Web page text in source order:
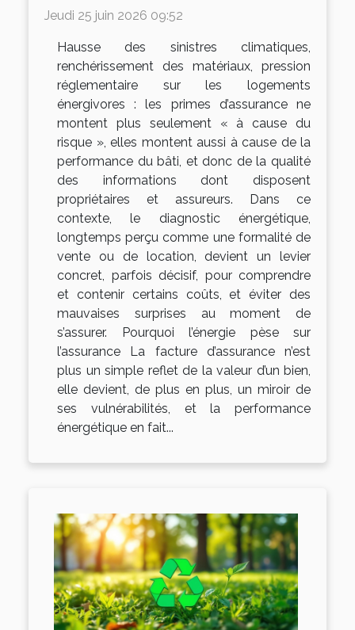
Jeudi 25 juin 2026 09:52
Hausse des sinistres climatiques,
renchérissement des matériaux, pression
réglementaire sur les logements
énergivores : les primes d’assurance ne
montent plus seulement « à cause du
risque », elles montent aussi à cause de la
performance du bâti, et donc de la qualité
des informations dont disposent
propriétaires et assureurs. Dans ce
contexte, le diagnostic énergétique,
longtemps perçu comme une formalité de
vente ou de location, devient un levier
concret, parfois décisif, pour comprendre
et contenir certains coûts, et éviter des
mauvaises surprises au moment de
s’assurer. Pourquoi l’énergie pèse sur
l’assurance La facture d’assurance n’est
plus un simple reflet de la valeur d’un bien,
elle devient, de plus en plus, un miroir de
ses vulnérabilités, et la performance
énergétique en fait...